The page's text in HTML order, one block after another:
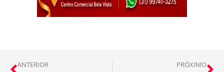
ANTERIOR PRÓXIMO